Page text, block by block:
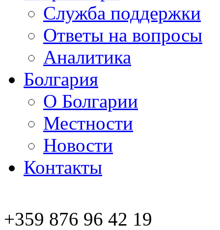
Служба поддержки
Ответы на вопросы
Аналитика
Болгария
О Болгарии
Местности
Новости
Контакты
+359 876 96 42 19